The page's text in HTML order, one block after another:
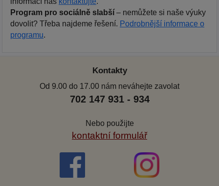
Program pro sociálně slabší – nemůžete si naše výuky
dovolit? Třeba najdeme řešení. Podrobnější informace o
programu.
Kontakty
Od 9.00 do 17.00 nám neváhejte zavolat
702 147 931 - 934
Nebo použijte
kontaktní formulář